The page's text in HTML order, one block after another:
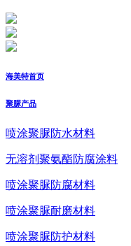
海美特首页
聚脲产品
喷涂聚脲防水材料
无溶剂聚氨酯防腐涂料
喷涂聚脲防腐材料
喷涂聚脲耐磨材料
喷涂聚脲防护材料